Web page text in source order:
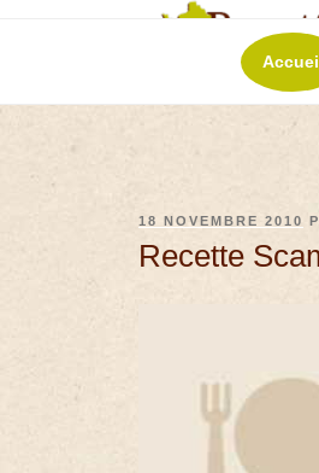
18 NOVEMBRE 2010
Recette